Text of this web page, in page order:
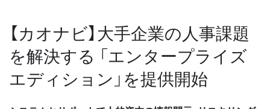
【カオナビ】大手企業の人事課題
を解決する 「エンタープライズ
エディション」を提供開始